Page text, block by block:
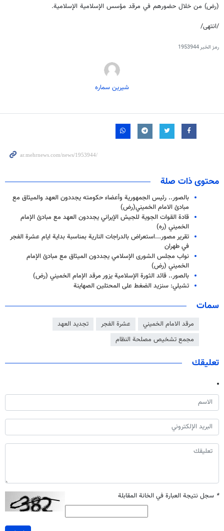
(رض) من خلال حضورهم في مرقد مؤسس الإسلامية الإسلامية.
/انتهى/
رمز الخبر1953944
شیرین سماره
محتوى ذات صلة
بالصور.. رئيس الجمهورية وأعضاء حكومته یجددون العهد والميثاق مع
مبادئ الامام الخميني(رض)
قادة القوات الجوية للجيش الإيراني يجددون العهد مع مبادئ الإمام
الخميني (ره)
تقرير مصور...استعراض بالدراجات النارية بمناسبة بداية ايام عشرة الفجر
في طهران
نواب مجلس الشورى الإسلامي يجددون الميثاق مع مبادئ الإمام
الخميني (رض)
بالصور.. قائد الثورة الإسلامية يزور مرقد الإمام الخميني (رض)
تشيلي: سنزيد الضغط على المحتلين الصهاينة
سمات
مرقد الامام الخميني عشرة الفجر
تجديد العهد
مجمع تشخيص مصلحة النظام
تعليقك
* سجل نتيجة العبارة في الخانة المقابلة